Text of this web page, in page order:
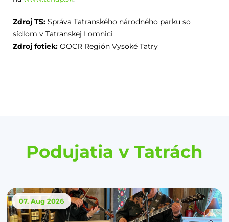
Zdroj TS:Správa Tatranského národného parku so
sídlom v Tatranskej Lomnici
Zdroj fotiek:OOCR Región Vysoké Tatry
Podujatia v Tatrách
07. Aug 2026